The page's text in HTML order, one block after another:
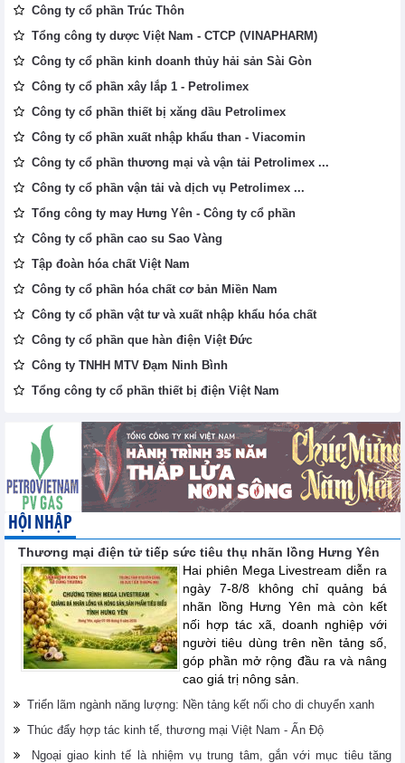
Công ty cổ phần Trúc Thôn
Tổng công ty dược Việt Nam - CTCP (VINAPHARM)
Công ty cổ phần kinh doanh thủy hải sản Sài Gòn
Công ty cổ phần xây lắp 1 - Petrolimex
Công ty cổ phần thiết bị xăng dầu Petrolimex
Công ty cổ phần xuất nhập khẩu than - Viacomin
Công ty cổ phần thương mại và vận tải Petrolimex ...
Công ty cổ phần vận tải và dịch vụ Petrolimex ...
Tổng công ty may Hưng Yên - Công ty cổ phần
Công ty cổ phần cao su Sao Vàng
Tập đoàn hóa chất Việt Nam
Công ty cổ phần hóa chất cơ bản Miền Nam
Công ty cổ phần vật tư và xuất nhập khẩu hóa chất
Công ty cổ phần que hàn điện Việt Đức
Công ty TNHH MTV Đạm Ninh Bình
Tổng công ty cổ phần thiết bị điện Việt Nam
HỘI NHẬP
Thương mại điện tử tiếp sức tiêu thụ nhãn lồng Hưng Yên
Hai phiên Mega Livestream diễn ra
ngày 7-8/8 không chỉ quảng bá
nhãn lồng Hưng Yên mà còn kết
nối hợp tác xã, doanh nghiệp với
người tiêu dùng trên nền tảng số,
góp phần mở rộng đầu ra và nâng
cao giá trị nông sản.
Triển lãm ngành năng lượng: Nền tảng kết nối cho di chuyển xanh
Thúc đẩy hợp tác kinh tế, thương mại Việt Nam - Ấn Độ
Ngoại giao kinh tế là nhiệm vụ trung tâm, gắn với mục tiêu tăng